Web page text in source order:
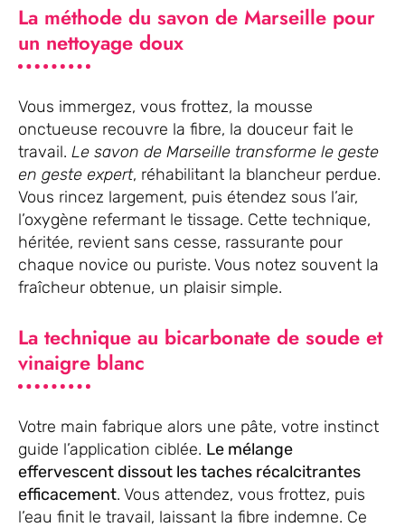
La méthode du savon de Marseille pour
un nettoyage doux
Vous immergez, vous frottez, la mousse
onctueuse recouvre la fibre, la douceur fait le
travail. Le savon de Marseille transforme le geste
en geste expert, réhabilitant la blancheur perdue.
Vous rincez largement, puis étendez sous l’air,
l’oxygène refermant le tissage. Cette technique,
héritée, revient sans cesse, rassurante pour
chaque novice ou puriste. Vous notez souvent la
fraîcheur obtenue, un plaisir simple.
La technique au bicarbonate de soude et
vinaigre blanc
Votre main fabrique alors une pâte, votre instinct
guide l’application ciblée. Le mélange
effervescent dissout les taches récalcitrantes
efficacement. Vous attendez, vous frottez, puis
l’eau finit le travail, laissant la fibre indemne. Ce